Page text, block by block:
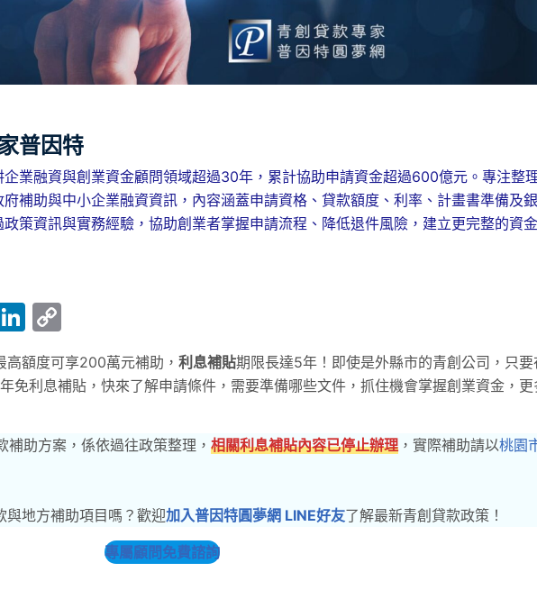
普因特
企業融資與創業資金顧問領域超過30年，累計協助申請資金超過600億元。專注整
補助與中小企業融資資訊，內容涵蓋申請資格、貸款額度、利率、計畫書準備及銀
策資訊與實務經驗，協助創業者掌握申請流程、降低退件風險，建立更完整的資金
LinkedIn
Link
高額度可享200萬元補助， 利息補貼期限長達5年！即使是外縣市的青創公司，只要
免利息補貼，快來了解申請條件，需要準備哪些文件，抓住機會掌握創業資金，更
補助方案，係依過往政策整理，相關利息補貼內容已停止辦理 ，實際補助請以桃園
與地方補助項目嗎？歡迎加入普因特圓夢網 LINE好友了解最新青創貸款政策！
專屬顧問免費諮詢